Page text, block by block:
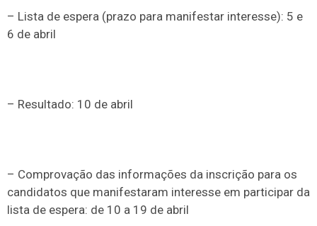
– Lista de espera (prazo para manifestar interesse): 5 e
6 de abril
– Resultado: 10 de abril
– Comprovação das informações da inscrição para os
candidatos que manifestaram interesse em participar da
lista de espera: de 10 a 19 de abril